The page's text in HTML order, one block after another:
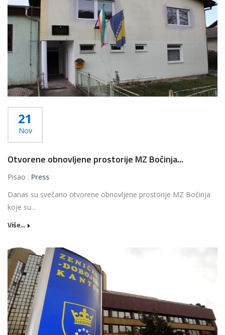
21
Nov
Otvorene obnovljene prostorije MZ Bočinja...
Pisao : Press
Danas su svečano otvorene obnovljene prostorije MZ Bočinja
koje su...
Više...